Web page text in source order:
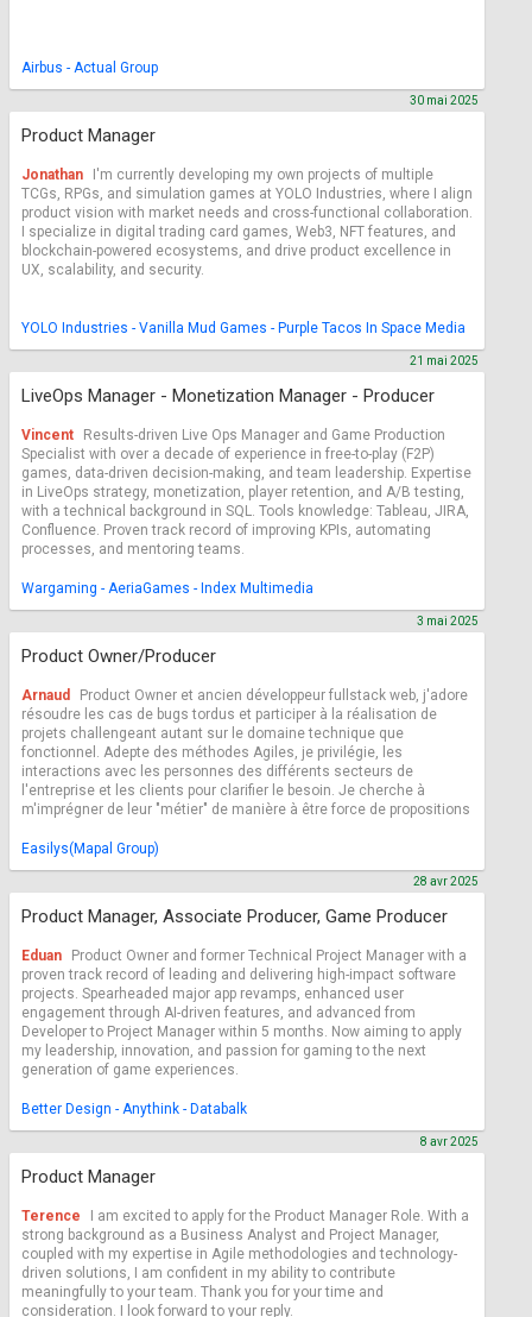
Airbus - Actual Group
Product Manager
30 mai 2025
Jonathan
I'm currently developing my own projects of multiple
TCGs, RPGs, and simulation games at YOLO Industries, where I align
product vision with market needs and cross-functional collaboration.
I specialize in digital trading card games, Web3, NFT features, and
blockchain-powered ecosystems, and drive product excellence in
UX, scalability, and security.
YOLO Industries - Vanilla Mud Games - Purple Tacos In Space Media
LiveOps Manager - Monetization Manager - Producer
21 mai 2025
Vincent
Results-driven Live Ops Manager and Game Production
Specialist with over a decade of experience in free-to-play (F2P)
games, data-driven decision-making, and team leadership. Expertise
in LiveOps strategy, monetization, player retention, and A/B testing,
with a technical background in SQL. Tools knowledge: Tableau, JIRA,
Confluence. Proven track record of improving KPIs, automating
processes, and mentoring teams.
Wargaming - AeriaGames - Index Multimedia
Product Owner/Producer
3 mai 2025
Arnaud
Product Owner et ancien développeur fullstack web, j'adore
résoudre les cas de bugs tordus et participer à la réalisation de
projets challengeant autant sur le domaine technique que
fonctionnel. Adepte des méthodes Agiles, je privilégie, les
interactions avec les personnes des différents secteurs de
l'entreprise et les clients pour clarifier le besoin. Je cherche à
m'imprégner de leur "métier" de manière à être force de propositions
Easilys(Mapal Group)
Product Manager, Associate Producer, Game Producer
28 avr 2025
Eduan
Product Owner and former Technical Project Manager with a
proven track record of leading and delivering high-impact software
projects. Spearheaded major app revamps, enhanced user
engagement through AI-driven features, and advanced from
Developer to Project Manager within 5 months. Now aiming to apply
my leadership, innovation, and passion for gaming to the next
generation of game experiences.
Better Design - Anythink - Databalk
Product Manager
8 avr 2025
Terence
I am excited to apply for the Product Manager Role. With a
strong background as a Business Analyst and Project Manager,
coupled with my expertise in Agile methodologies and technology-
driven solutions, I am confident in my ability to contribute
meaningfully to your team. Thank you for your time and
consideration. I look forward to your reply.